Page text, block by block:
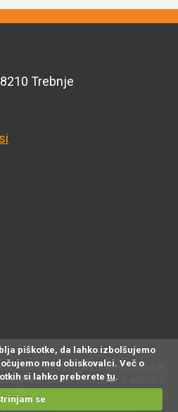
Trebnje
Bartog, v spletni trgovini www.bartog.si
in pravilne podatke o artiklih v
neresnične oziroma neustrezne
na
piškotke, da lahko izbolšujemo
med obiskovalci. Več o
si lahko preberete tu.
se